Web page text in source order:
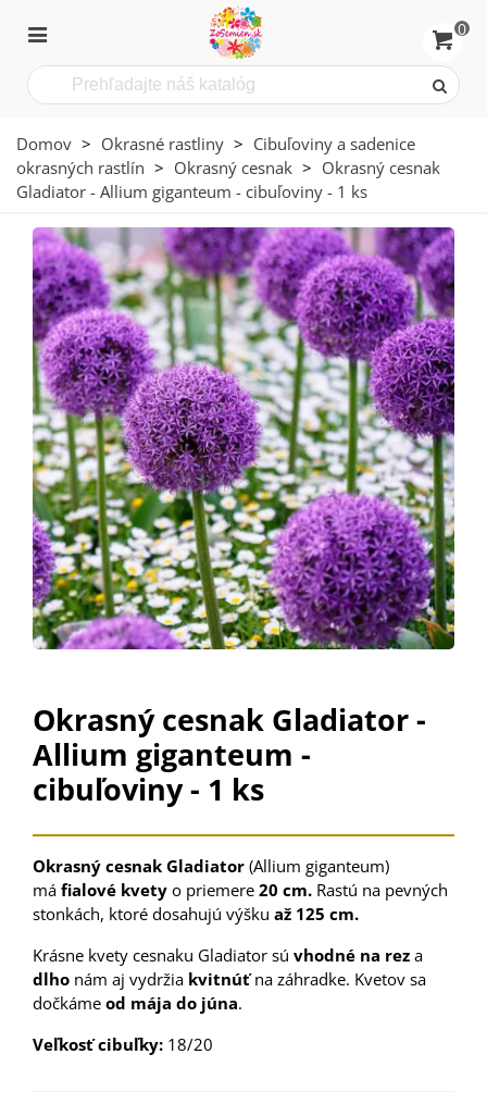
0
Domov > Okrasné rastliny > Cibuľoviny a sadenice
okrasných rastlín > Okrasný cesnak > Okrasný cesnak
Gladiator - Allium giganteum - cibuľoviny - 1 ks
Okrasný cesnak Gladiator -
Allium giganteum -
cibuľoviny - 1 ks
Okrasný cesnak Gladiator (Allium giganteum)
má fialové kvety o priemere 20 cm. Rastú na pevných
stonkách, ktoré dosahujú výšku až 125 cm.
Krásne kvety cesnaku Gladiator sú vhodné na rez a
dlho nám aj vydržia kvitnúťna záhradke. Kvetov sa
dočkáme od mája do júna.
Veľkosťcibuľky: 18/20